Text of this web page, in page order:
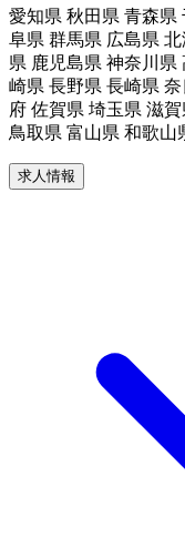
愛知県 秋田県 青森県
阜県 群馬県 広島県
県 鹿児島県 神奈川県
崎県 長野県 長崎県
府 佐賀県 埼玉県 滋
鳥取県 富山県 和歌山
求人情報